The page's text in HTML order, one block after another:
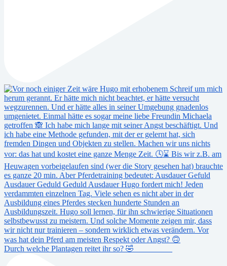
Durch welche Plantagen reitet ihr so? 🤣 _________